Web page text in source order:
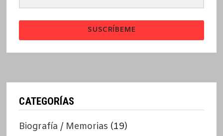
SUSCRÍBEME
CATEGORÍAS
Biografía / Memorias (19)